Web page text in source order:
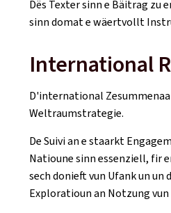
Dës Texter sinn e Bäitrag zu
sinn domat e wäertvollt
International
D'international
Weltraumstrategie.
De Suivi an e staarkt
Natioune sinn essenziell, fir
sech donieft vun Ufank un
Exploratioun an Notzung